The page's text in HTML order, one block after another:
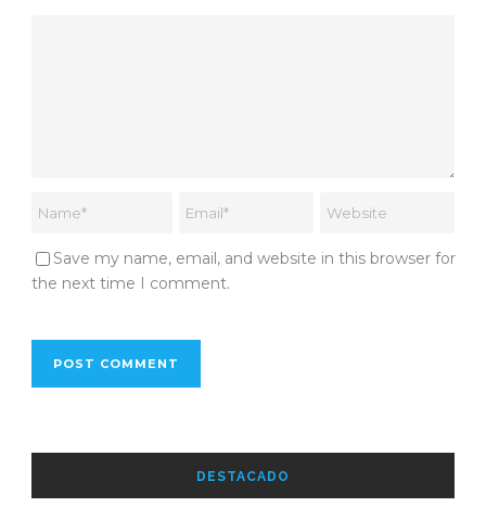
Save my name, email, and website in this browser for
the next time I comment.
DESTACADO